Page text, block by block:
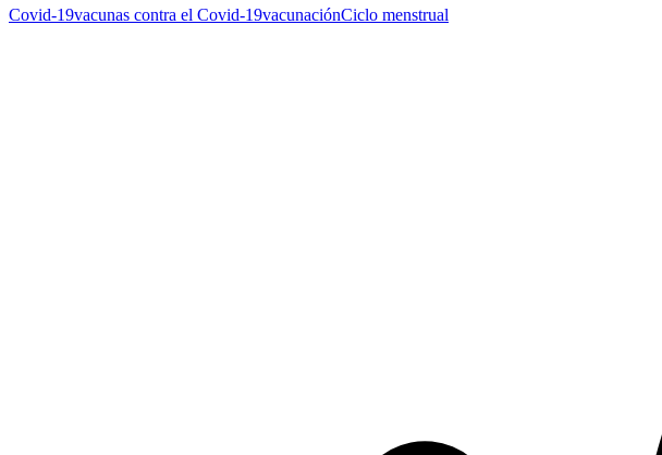
Covid-19vacunas contra el Covid-19vacunaciónCiclo menstrual